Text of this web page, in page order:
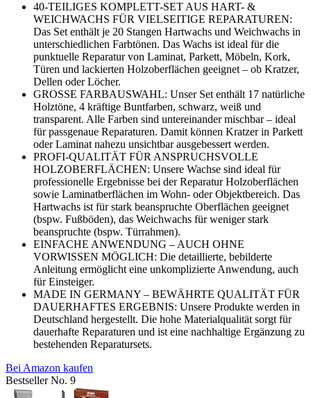
40-TEILIGES KOMPLETT-SET AUS HART- &
WEICHWACHS FÜR VIELSEITIGE REPARATUREN:
Das Set enthält je 20 Stangen Hartwachs und Weichwachs in
unterschiedlichen Farbtönen. Das Wachs ist ideal für die
punktuelle Reparatur von Laminat, Parkett, Möbeln, Kork,
Türen und lackierten Holzoberflächen geeignet – ob Kratzer,
Dellen oder Löcher.
GROSSE FARBAUSWAHL: Unser Set enthält 17 natürliche
Holztöne, 4 kräftige Buntfarben, schwarz, weiß und
transparent. Alle Farben sind untereinander mischbar – ideal
für passgenaue Reparaturen. Damit können Kratzer in Parkett
oder Laminat nahezu unsichtbar ausgebessert werden.
PROFI-QUALITÄT FÜR ANSPRUCHSVOLLE
HOLZOBERFLÄCHEN: Unsere Wachse sind ideal für
professionelle Ergebnisse bei der Reparatur Holzoberflächen
sowie Laminatberflächen im Wohn- oder Objektbereich. Das
Hartwachs ist für stark beanspruchte Oberflächen geeignet
(bspw. Fußböden), das Weichwachs für weniger stark
beanspruchte (bspw. Türrahmen).
EINFACHE ANWENDUNG – AUCH OHNE
VORWISSEN MÖGLICH: Die detaillierte, bebilderte
Anleitung ermöglicht eine unkomplizierte Anwendung, auch
für Einsteiger.
MADE IN GERMANY – BEWÄHRTE QUALITÄT FÜR
DAUERHAFTES ERGEBNIS: Unsere Produkte werden in
Deutschland hergestellt. Die hohe Materialqualität sorgt für
dauerhafte Reparaturen und ist eine nachhaltige Ergänzung zu
bestehenden Reparatursets.
Bei Amazon kaufen
Bestseller No. 9